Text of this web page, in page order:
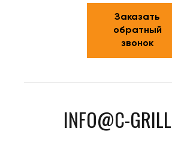
Заказать
обратный
звонок
INFO@C-